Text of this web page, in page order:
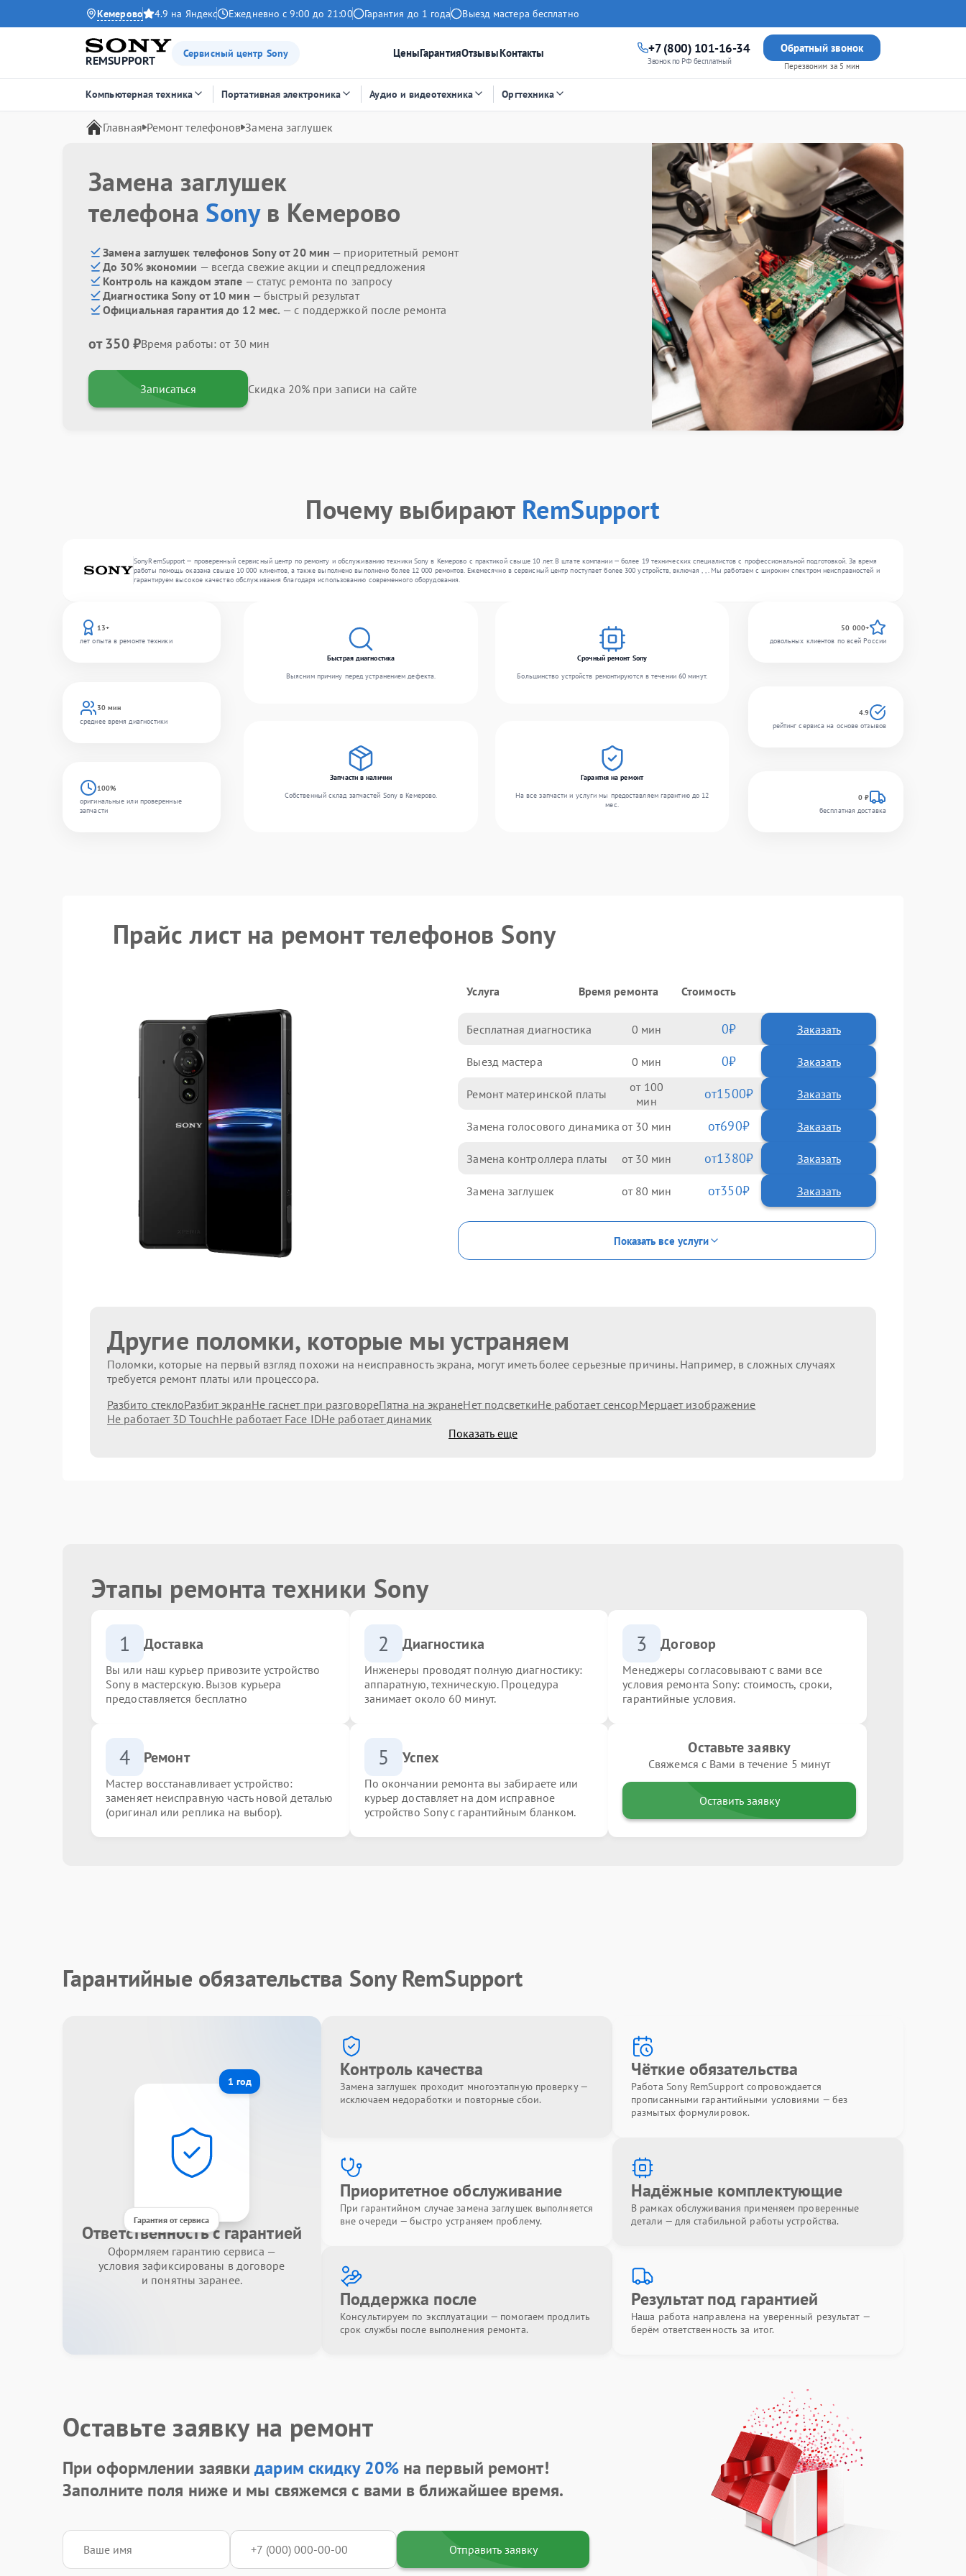
Кемерово 4.9 на Яндекс Ежедневно с 9:00 до 21:00 Гарантия до 1 года Выезд мастера бесплатно
REMSUPPORT
Сервисный центр Sony ЦеныГарантияОтзывыКонтакты +7 (800) 101-16-34
Звонок по РФ бесплатный
Обратный звонок
Перезвоним за 5 мин
Компьютерная техника Портативная электроника Аудио и видеотехника Оргтехника
Главная Ремонт телефонов Замена заглушек
Замена заглушек
телефона Sonyв Кемерово
Замена заглушек телефонов Sony от 20 мин — приоритетный ремонт
До 30% экономии — всегда свежие акции и спецпредложения
Контроль на каждом этапе — статус ремонта по запросу
Диагностика Sony от 10 мин — быстрый результат
Официальная гарантия до 12 мес. — с поддержкой после ремонта
от 350 ₽Время работы: от 30 мин
Записаться Скидка 20% при записи на сайте
Почему выбирают RemSupport
SonyRemSupport — проверенный сервисный центр по ремонту и обслуживанию техники Sony в Кемерово с практикой свыше 10 лет. В штате компании — более 19 технических специалистов с профессиональной подготовкой. За время
работы помощь оказана свыше 10 000 клиентов, а также выполнено выполнено более 12 000 ремонтов. Ежемесячно в сервисный центр поступает более 300 устройств, включая , , . Мы работаем с широким спектром неисправностей и
гарантируем высокое качество обслуживания благодаря использованию современного оборудования.
13+
лет опыта в ремонте техники
30 мин
среднее время диагностики
100%
оригинальные или проверенные
запчасти
Быстрая диагностика
Выясним причину перед устранением дефекта.
Срочный ремонт Sony
Большинство устройств ремонтируются в течении 60 минут.
Запчасти в наличии
Собственный склад запчастей Sony в Кемерово.
Гарантия на ремонт
На все запчасти и услуги мы предоставляем гарантию до 12
мес.
50 000+
довольных клиентов по всей России
4.9
рейтинг сервиса на основе отзывов
0 ₽
бесплатная доставка
Прайс лист на ремонт телефонов Sony
Услуга Время ремонта Стоимость
Бесплатная диагностика 0 0 Заказать
Выезд мастера 0 0 Заказать
Ремонт материнской платы 100 1500
Замена голосового динамика 30 690
Замена контроллера платы 30 1380
Замена заглушек 80 350
Показать все услуги
Другие поломки, которые мы устраняем
Поломки, которые на первый взгляд похожи на неисправность экрана, могут иметь более серьезные причины. Например, в сложных случаях
требуется ремонт платы или процессора.
Разбито стеклоРазбит экранНе гаснет при разговореПятна на экранеНет подсветкиНе работает сенсорМерцает изображение
Не работает 3D TouchНе работает Face IDНе работает динамик
Показать еще
Этапы ремонта техники Sony
1 Доставка
Вы или наш курьер привозите устройство
Sony в мастерскую. Вызов курьера
предоставляется бесплатно
2 Диагностика
Инженеры проводят полную диагностику:
аппаратную, техническую. Процедура
занимает около 60 минут.
3 Договор
Менеджеры согласовывают с вами все
условия ремонта Sony: стоимость, сроки,
гарантийные условия.
4 Ремонт
Мастер восстанавливает устройство:
заменяет неисправную часть новой деталью
(оригинал или реплика на выбор).
5 Успех
По окончании ремонта вы забираете или
курьер доставляет на дом исправное
устройство Sony с гарантийным бланком.
Оставьте заявку
Свяжемся с Вами в течение 5 минут
Оставить заявку
Гарантийные обязательства Sony RemSupport
1 год
Гарантия от сервиса
Ответственность с гарантией
Оформляем гарантию сервиса —
условия зафиксированы в договоре
и понятны заранее.
Контроль качества
Замена заглушек проходит многоэтапную проверку —
исключаем недоработки и повторные сбои.
Чёткие обязательства
Работа Sony RemSupport сопровождается
прописанными гарантийными условиями — без
размытых формулировок.
Приоритетное обслуживание
При гарантийном случае замена заглушек выполняется
вне очереди — быстро устраняем проблему.
Надёжные комплектующие
В рамках обслуживания применяем проверенные
детали — для стабильной работы устройства.
Поддержка после
Консультируем по эксплуатации — помогаем продлить
срок службы после выполнения ремонта.
Результат под гарантией
Наша работа направлена на уверенный результат —
берём ответственность за итог.
Оставьте заявку на ремонт
При оформлении заявкидарим скидку 20%на первый ремонт!
Заполните поля ниже и мы свяжемся с вами в ближайшее время.
Отправить заявку